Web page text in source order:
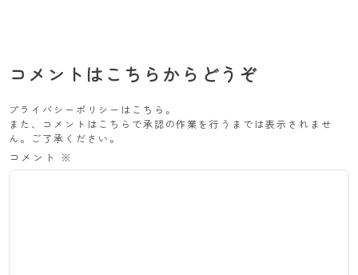
コメントはこちらからどうぞ
プライバシーポリシーは こちら 。
また、コメントはこちらで承認の作業を行うまでは表示されませ
ん。ご了承ください。
コメント ※